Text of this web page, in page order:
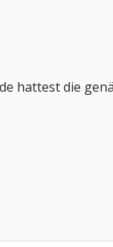
hattest die